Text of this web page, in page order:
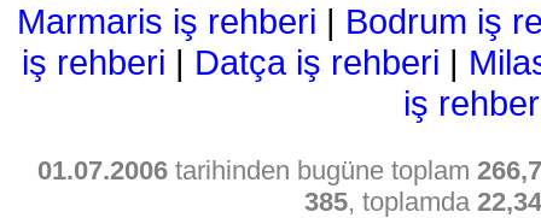
Marmaris iş rehberi | Bodrum iş
iş rehberi | Datça iş rehberi |
iş
01.07.2006tarihinden bugüne toplam
385, toplamda